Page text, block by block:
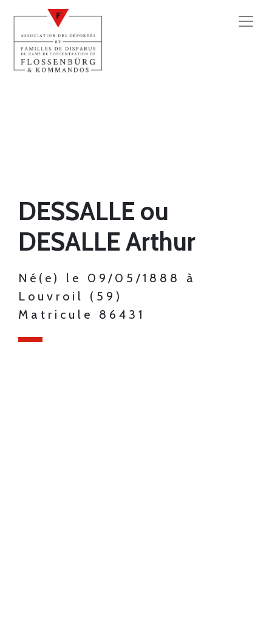
DESSALLE ou
DESALLE Arthur
Né(e) le 09/05/1888 à
Louvroil (59)
Matricule 86431